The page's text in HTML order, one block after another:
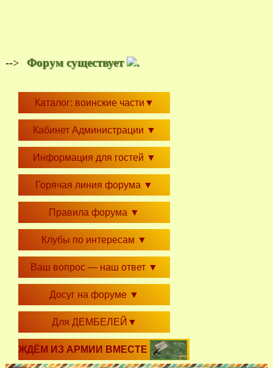
--> Форум существует .
Каталог: воинские части ▼
Кабинет Администрации ▼
Информация для гостей ▼
Горячая линия форума ▼
Правила форума ▼
Клубы по интересам ▼
Ваш вопрос — наш ответ ▼
Досуг на форуме ▼
Для ДЕМБЕЛЕЙ ▼
ЖДЁМ ИЗ АРМИИ ВМЕСТЕ